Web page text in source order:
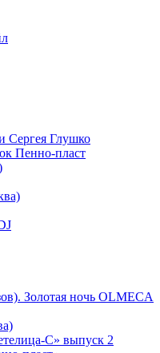
Сергея Глушко
Пенно-пласт
Золотая ночь OLMECA
С» выпуск 2